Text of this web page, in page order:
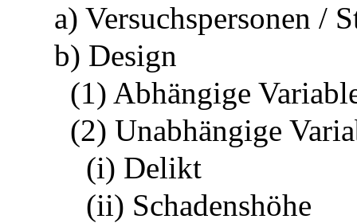
a) Versuchspersonen /
b) Design
(1) Abhängige
(2) Unabhängige
(i) Delikt
(ii) Schadenshöhe